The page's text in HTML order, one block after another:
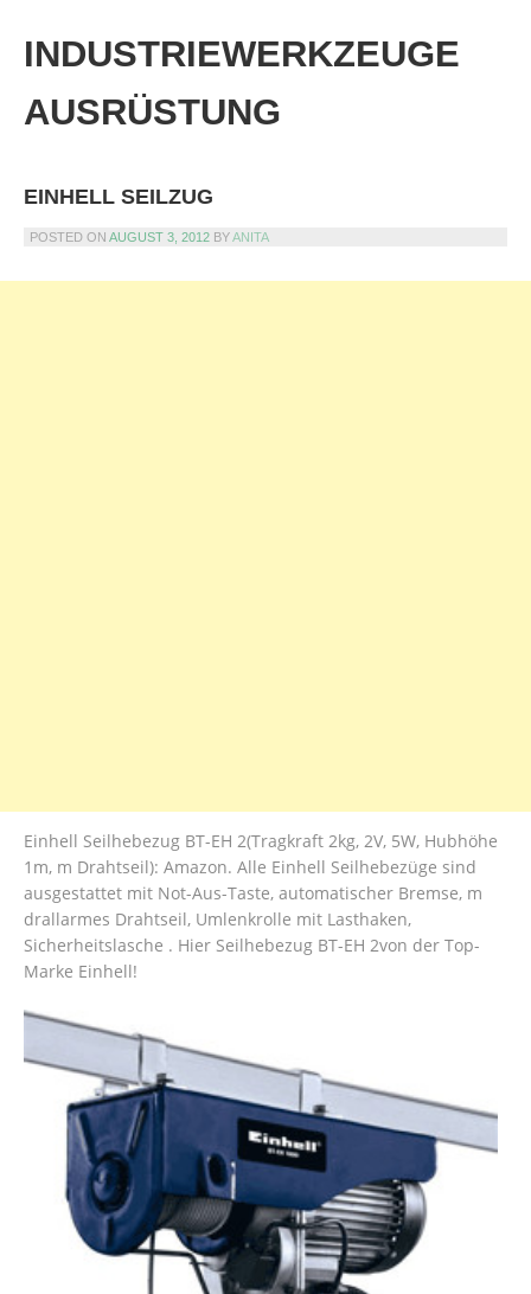
content
INDUSTRIEWERKZEUGE
AUSRÜSTUNG
EINHELL SEILZUG
POSTED ON AUGUST 3, 2012 BYANITA
Einhell Seilhebezug BT-EH 2(Tragkraft 2kg, 2V, 5W, Hubhöhe
1m, m Drahtseil): Amazon. Alle Einhell Seilhebezüge sind
ausgestattet mit Not-Aus-Taste, automatischer Bremse, m
drallarmes Drahtseil, Umlenkrolle mit Lasthaken,
Sicherheitslasche . Hier Seilhebezug BT-EH 2von der Top-
Marke Einhell!